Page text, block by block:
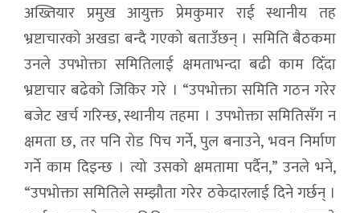
अख्तियार प्रमुख आयुक्त प्रेमकुमार राई स्थानीय तह
भ्रष्टाचारको अखडा बन्दै गएको बताउँछन् । समिति बैठकमा
उनले उपभोक्ता समितिलाई क्षमताभन्दा बढी काम दिँदा
भ्रष्टाचार बढेको जिकिर गरे । “उपभोक्ता समिति गठन गरेर
बजेट खर्च गरिन्छ, स्थानीय तहमा । उपभोक्ता समितिसँग न
क्षमता छ, तर पनि रोड पिच गर्ने, पुल बनाउने, भवन निर्माण
गर्ने काम दिइन्छ । त्यो उसको क्षमतामा पर्दैन,” उनले भने,
“उपभोक्ता समितिले सम्झौता गरेर ठकेदारलाई दिने गर्छन् ।